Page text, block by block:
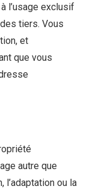
l’usage exclusif
tiers. Vous
et
que vous
autre que
l’adaptation ou la